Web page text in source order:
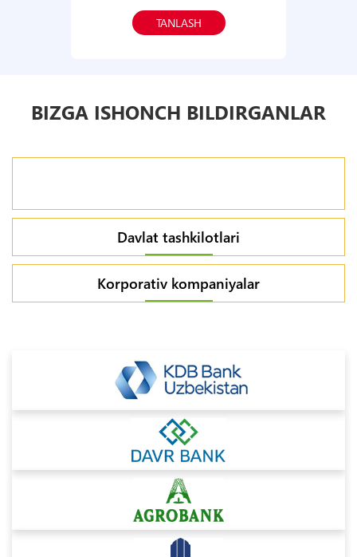
TANLASH
BIZGA ISHONCH BILDIRGANLAR
Davlat tashkilotlari
Korporativ kompaniyalar